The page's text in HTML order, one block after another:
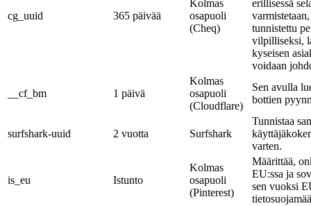
cg_uuid 365 päivää
Kolmas
osapuoli
(Cheq)
erillisessä
tunnistettu
vilpilliseksi,
kyseisen
voidaan
__cf_bm 1 päivä
Kolmas
osapuoli
(Cloudflare)
Sen avulla
bottien
surfshark-uuid 2 vuotta Surfshark
Tunnistaa
varten.
is_eu Istunto
Kolmas
osapuoli
(Pinterest)
Määrittää,
EU:ssa ja
sen vuoksi